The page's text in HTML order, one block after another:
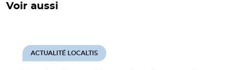
Voir aussi
ACTUALITÉ LOCALTIS